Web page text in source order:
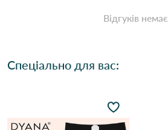
Відгуків немає
Спеціально для вас: